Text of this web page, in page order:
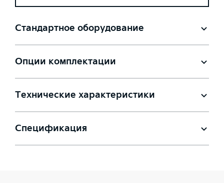
Стандартное оборудование
Опции комплектации
Технические характеристики
Спецификация